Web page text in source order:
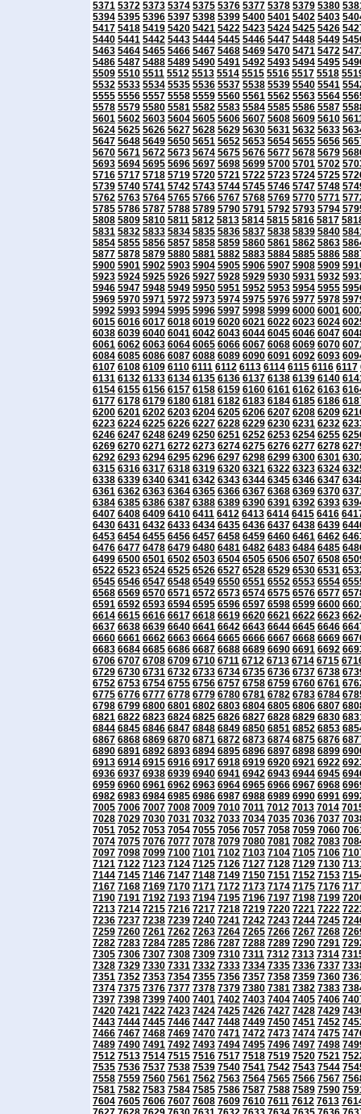
5371 5372 5373 5374 5375 5376 5377 5378 5379 5380
5394 5395 5396 5397 5398 5399 5400 5401 5402 5403
5417 5418 5419 5420 5421 5422 5423 5424 5425 5426
5440 5441 5442 5443 5444 5445 5446 5447 5448 5449
5463 5464 5465 5466 5467 5468 5469 5470 5471 5472
5486 5487 5488 5489 5490 5491 5492 5493 5494 5495
5509 5510 5511 5512 5513 5514 5515 5516 5517 5518
5532 5533 5534 5535 5536 5537 5538 5539 5540 5541
5555 5556 5557 5558 5559 5560 5561 5562 5563 5564
5578 5579 5580 5581 5582 5583 5584 5585 5586 5587
5601 5602 5603 5604 5605 5606 5607 5608 5609 5610
5624 5625 5626 5627 5628 5629 5630 5631 5632 5633
5647 5648 5649 5650 5651 5652 5653 5654 5655 5656
5670 5671 5672 5673 5674 5675 5676 5677 5678 5679
5693 5694 5695 5696 5697 5698 5699 5700 5701 5702
5716 5717 5718 5719 5720 5721 5722 5723 5724 5725
5739 5740 5741 5742 5743 5744 5745 5746 5747 5748
5762 5763 5764 5765 5766 5767 5768 5769 5770 5771
5785 5786 5787 5788 5789 5790 5791 5792 5793 5794
5808 5809 5810 5811 5812 5813 5814 5815 5816 5817
5831 5832 5833 5834 5835 5836 5837 5838 5839 5840
5854 5855 5856 5857 5858 5859 5860 5861 5862 5863
5877 5878 5879 5880 5881 5882 5883 5884 5885 5886
5900 5901 5902 5903 5904 5905 5906 5907 5908 5909
5923 5924 5925 5926 5927 5928 5929 5930 5931 5932
5946 5947 5948 5949 5950 5951 5952 5953 5954 5955
5969 5970 5971 5972 5973 5974 5975 5976 5977 5978
5992 5993 5994 5995 5996 5997 5998 5999 6000 6001
6015 6016 6017 6018 6019 6020 6021 6022 6023 6024
6038 6039 6040 6041 6042 6043 6044 6045 6046 6047
6061 6062 6063 6064 6065 6066 6067 6068 6069 6070
6084 6085 6086 6087 6088 6089 6090 6091 6092 6093
6107 6108 6109 6110 6111 6112 6113 6114 6115 6116 6117
6131 6132 6133 6134 6135 6136 6137 6138 6139 6140
6154 6155 6156 6157 6158 6159 6160 6161 6162 6163
6177 6178 6179 6180 6181 6182 6183 6184 6185 6186
6200 6201 6202 6203 6204 6205 6206 6207 6208 6209
6223 6224 6225 6226 6227 6228 6229 6230 6231 6232
6246 6247 6248 6249 6250 6251 6252 6253 6254 6255
6269 6270 6271 6272 6273 6274 6275 6276 6277 6278
6292 6293 6294 6295 6296 6297 6298 6299 6300 6301
6315 6316 6317 6318 6319 6320 6321 6322 6323 6324
6338 6339 6340 6341 6342 6343 6344 6345 6346 6347
6361 6362 6363 6364 6365 6366 6367 6368 6369 6370
6384 6385 6386 6387 6388 6389 6390 6391 6392 6393
6407 6408 6409 6410 6411 6412 6413 6414 6415 6416
6430 6431 6432 6433 6434 6435 6436 6437 6438 6439
6453 6454 6455 6456 6457 6458 6459 6460 6461 6462
6476 6477 6478 6479 6480 6481 6482 6483 6484 6485
6499 6500 6501 6502 6503 6504 6505 6506 6507 6508
6522 6523 6524 6525 6526 6527 6528 6529 6530 6531
6545 6546 6547 6548 6549 6550 6551 6552 6553 6554
6568 6569 6570 6571 6572 6573 6574 6575 6576 6577
6591 6592 6593 6594 6595 6596 6597 6598 6599 6600
6614 6615 6616 6617 6618 6619 6620 6621 6622 6623
6637 6638 6639 6640 6641 6642 6643 6644 6645 6646
6660 6661 6662 6663 6664 6665 6666 6667 6668 6669
6683 6684 6685 6686 6687 6688 6689 6690 6691 6692
6706 6707 6708 6709 6710 6711 6712 6713 6714 6715
6729 6730 6731 6732 6733 6734 6735 6736 6737 6738
6752 6753 6754 6755 6756 6757 6758 6759 6760 6761
6775 6776 6777 6778 6779 6780 6781 6782 6783 6784
6798 6799 6800 6801 6802 6803 6804 6805 6806 6807
6821 6822 6823 6824 6825 6826 6827 6828 6829 6830
6844 6845 6846 6847 6848 6849 6850 6851 6852 6853
6867 6868 6869 6870 6871 6872 6873 6874 6875 6876
6890 6891 6892 6893 6894 6895 6896 6897 6898 6899
6913 6914 6915 6916 6917 6918 6919 6920 6921 6922
6936 6937 6938 6939 6940 6941 6942 6943 6944 6945
6959 6960 6961 6962 6963 6964 6965 6966 6967 6968
6982 6983 6984 6985 6986 6987 6988 6989 6990 6991
7005 7006 7007 7008 7009 7010 7011 7012 7013 7014
7028 7029 7030 7031 7032 7033 7034 7035 7036 7037
7051 7052 7053 7054 7055 7056 7057 7058 7059 7060
7074 7075 7076 7077 7078 7079 7080 7081 7082 7083
7097 7098 7099 7100 7101 7102 7103 7104 7105 7106
7121 7122 7123 7124 7125 7126 7127 7128 7129 7130
7144 7145 7146 7147 7148 7149 7150 7151 7152 7153
7167 7168 7169 7170 7171 7172 7173 7174 7175 7176
7190 7191 7192 7193 7194 7195 7196 7197 7198 7199
7213 7214 7215 7216 7217 7218 7219 7220 7221 7222
7236 7237 7238 7239 7240 7241 7242 7243 7244 7245
7259 7260 7261 7262 7263 7264 7265 7266 7267 7268
7282 7283 7284 7285 7286 7287 7288 7289 7290 7291
7305 7306 7307 7308 7309 7310 7311 7312 7313 7314
7328 7329 7330 7331 7332 7333 7334 7335 7336 7337
7351 7352 7353 7354 7355 7356 7357 7358 7359 7360
7374 7375 7376 7377 7378 7379 7380 7381 7382 7383
7397 7398 7399 7400 7401 7402 7403 7404 7405 7406
7420 7421 7422 7423 7424 7425 7426 7427 7428 7429
7443 7444 7445 7446 7447 7448 7449 7450 7451 7452
7466 7467 7468 7469 7470 7471 7472 7473 7474 7475
7489 7490 7491 7492 7493 7494 7495 7496 7497 7498
7512 7513 7514 7515 7516 7517 7518 7519 7520 7521
7535 7536 7537 7538 7539 7540 7541 7542 7543 7544
7558 7559 7560 7561 7562 7563 7564 7565 7566 7567
7581 7582 7583 7584 7585 7586 7587 7588 7589 7590
7604 7605 7606 7607 7608 7609 7610 7611 7612 7613